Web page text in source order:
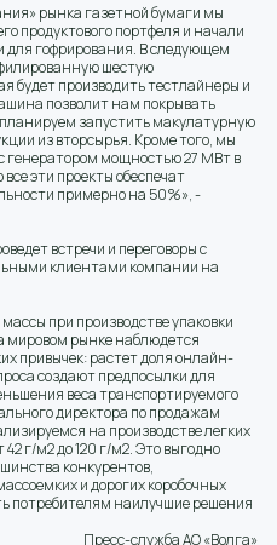
рынка газетной бумаги мы
продуктового портфеля и начали
для гофрирования. В следующем
шестую
будет производить тестлайнеры и
позволит нам покрывать
запустить макулатурную
из вторсырья. Кроме того, мы
генератором мощностью 27 МВт в
эти проекты обеспечат
примерно на 50%», -
встречи и переговоры с
клиентами компании на
при производстве упаковки
мировом рынке наблюдется
привычек: растет доля онлайн-
создают предпосылки для
веса транспортируемого
директора по продажам
на производстве легких
г/м2 до 120 г/м2. Это выгодно
конкурентов,
и дорогих коробочных
потребителям наилучшие решения
Пресс-служба АО «Волга»